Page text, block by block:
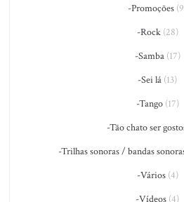
-Promoções
-Rock(28)
-Samba(17)
-Sei lá (13)
-Tango(17)
-Tão chato ser
-Trilhas sonoras / bandas
-Vários(4)
-Vídeos (4)